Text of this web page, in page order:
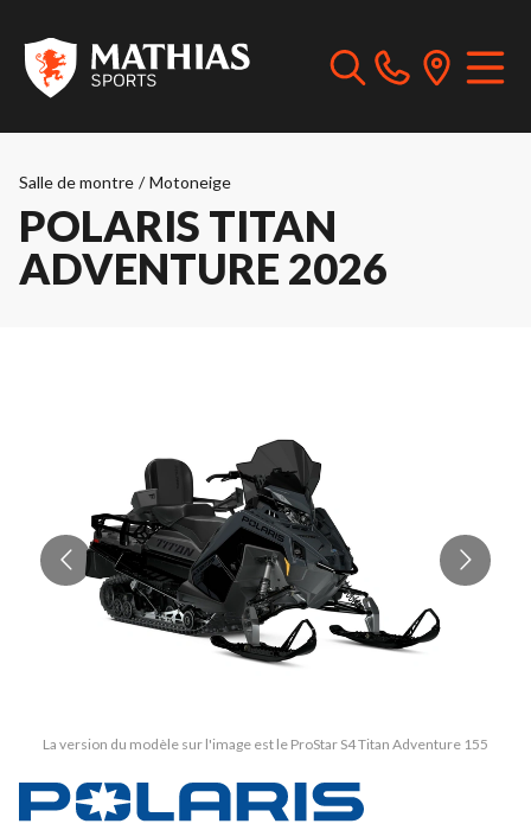
Salle de montre / Motoneige
POLARIS TITAN
ADVENTURE 2026
La version du modèle sur l'image est le ProStar S4 Titan Adventure 155